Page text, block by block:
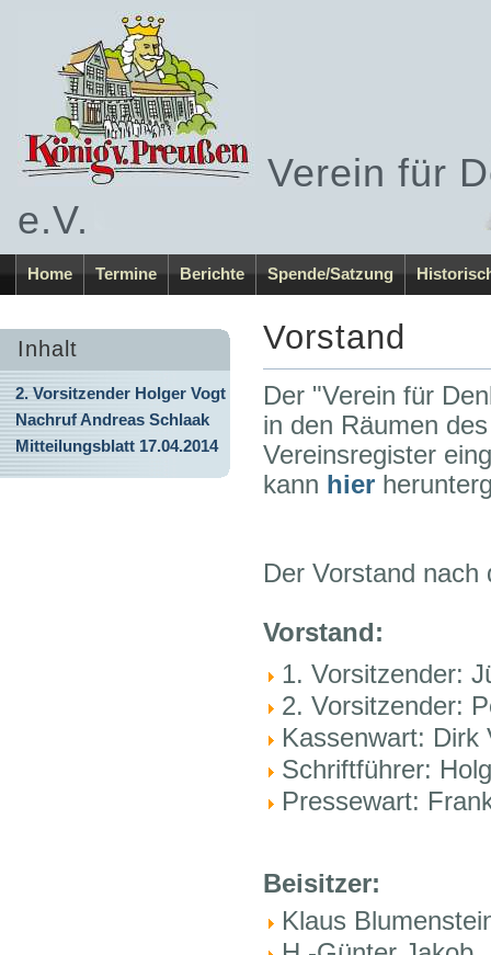
Verein für
e.V.
Home Termine Berichte Spende/Satzung
Inhalt
2. Vorsitzender Holger Vogt
Nachruf Andreas Schlaak
Mitteilungsblatt 17.04.2014
Vorstand
Der "Verein für
in den Räumen
Vereinsregister
kann hier
Der Vorstand nach
Vorstand:
1. Vorsitzender:
2. Vorsitzender:
Kassenwart: Dirk
Schriftführer:
Pressewart:
Beisitzer:
Klaus